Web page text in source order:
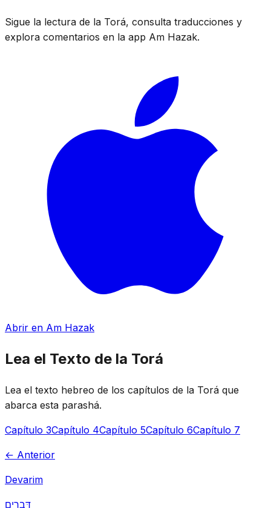
Sigue la lectura de la Torá, consulta traducciones y
explora comentarios en la app Am Hazak.
Abrir en Am Hazak
Lea el Texto de la Torá
Lea el texto hebreo de los capítulos de la Torá que
abarca esta parashá.
Capítulo 3Capítulo 4Capítulo 5Capítulo 6Capítulo 7
← Anterior
Devarim
דְּבָרִים